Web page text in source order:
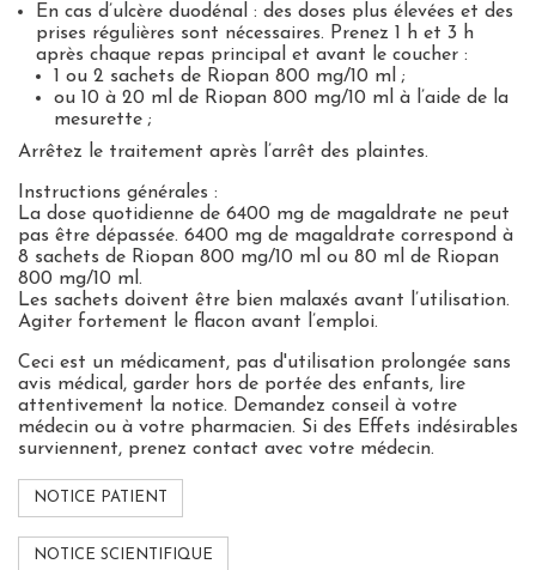
En cas d’ulcère duodénal : des doses plus élevées et des
prises régulières sont nécessaires. Prenez 1 h et 3 h
après chaque repas principal et avant le coucher :
1 ou 2 sachets de Riopan 800 mg/10 ml ;
ou 10 à 20 ml de Riopan 800 mg/10 ml à l’aide de la
mesurette ;
Arrêtez le traitement après l’arrêt des plaintes.
Instructions générales :
La dose quotidienne de 6400 mg de magaldrate ne peut
pas être dépassée. 6400 mg de magaldrate correspond à
8 sachets de Riopan 800 mg/10 ml ou 80 ml de Riopan
800 mg/10 ml.
Les sachets doivent être bien malaxés avant l’utilisation.
Agiter fortement le flacon avant l’emploi.
Ceci est un médicament, pas d'utilisation prolongée sans
avis médical, garder hors de portée des enfants, lire
attentivement la notice. Demandez conseil à votre
médecin ou à votre pharmacien. Si des Effets indésirables
surviennent, prenez contact avec votre médecin.
NOTICE PATIENT
NOTICE SCIENTIFIQUE